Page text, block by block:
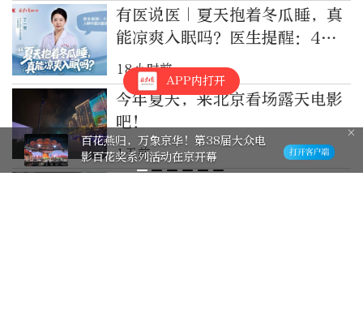
有医说医｜夏天抱着冬瓜睡，真
能凉爽入眠吗？医生提醒：4类
人群不建议尝试
18小时前
今年夏天，来北京看场露天电影
吧！
1天前
APP内打开
百花燕归，万象京华！第38届大众电
影百花奖系列活动在京开幕